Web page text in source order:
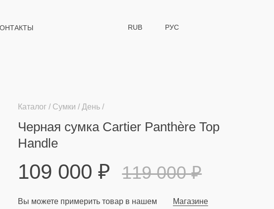
RUB РУС
Каталог Сумки День
Черная сумка Cartier Panthère Top
Handle
109 000₽ 119 000₽
Вы можете примерить товар в нашем Магазине